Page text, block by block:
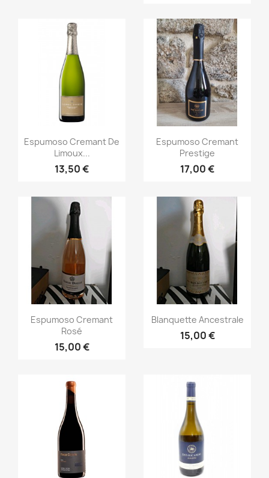
Vista rápida
Espumoso Cremant De
Limoux...
13,50 €
Vista rápida
Espumoso Cremant
Prestige
17,00 €
Vista rápida
Espumoso Cremant
Rosé
15,00 €
Vista rápida
Blanquette Ancestrale
15,00 €